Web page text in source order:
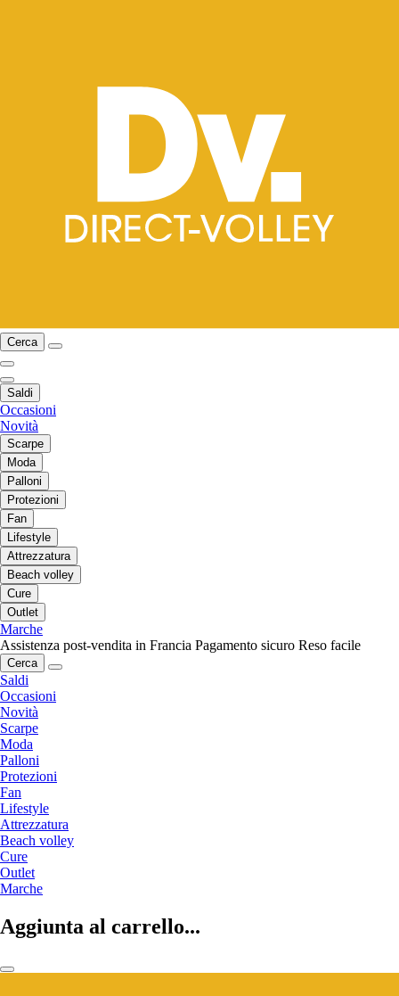
Cerca
Saldi
Occasioni
Novità
Scarpe
Moda
Palloni
Protezioni
Fan
Lifestyle
Attrezzatura
Beach volley
Cure
Outlet
Marche
Assistenza post-vendita in Francia Pagamento sicuro Reso facile
Cerca
Saldi
Occasioni
Novità
Scarpe
Moda
Palloni
Protezioni
Fan
Lifestyle
Attrezzatura
Beach volley
Cure
Outlet
Marche
Aggiunta al carrello...